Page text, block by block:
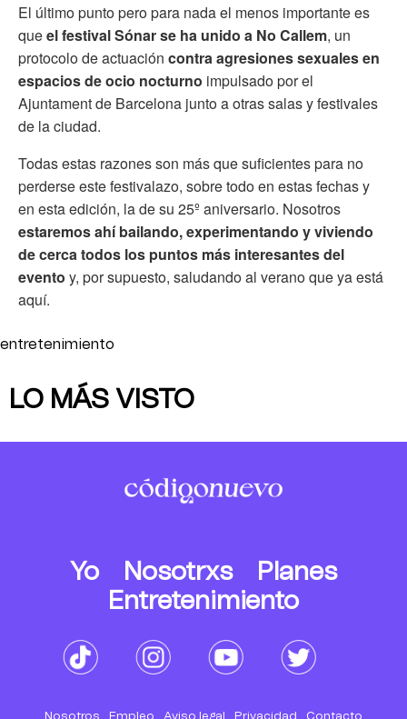
El último punto pero para nada el menos importante es
queel festival Sónar se ha unido a No Callem, un
protocolo de actuación contra agresiones sexuales en
espacios de ocio nocturno impulsado por el
Ajuntament de Barcelona junto a otras salas y festivales
de la ciudad.
Todas estas razones son más que suficientes para no
perderse este festivalazo, sobre todo en estas fechas y
en esta edición, la de su 25º aniversario. Nosotros
estaremos ahí bailando, experimentando y viviendo
de cerca todos los puntos más interesantes del
evento y, por supuesto, saludando al verano que ya está
aquí.
entretenimiento
LO MÁS VISTO
Yo Nosotrxs
Planes
Entretenimiento